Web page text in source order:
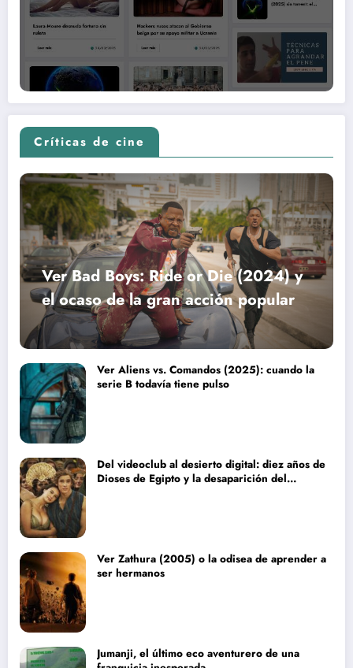
Críticas de cine
Ver Bad Boys: Ride or Die (2024) y
el ocaso de la gran acción popular
Ver Aliens vs. Comandos (2025): cuando la
serie B todavía tiene pulso
Del videoclub al desierto digital: diez años de
Dioses de Egipto y la desaparición del
Ver Zathura (2005) o la odisea de aprender a
ser hermanos
Jumanji, el último eco aventurero de una